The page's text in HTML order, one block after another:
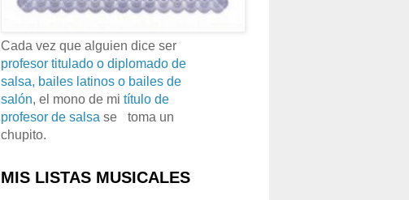
Cada vez que alguien dice ser
profesor titulado o diplomado de
salsa, bailes latinos o bailes de
salón, el mono de mi título de
profesor de salsa se
toma un
chupito.
MIS LISTAS MUSICALES